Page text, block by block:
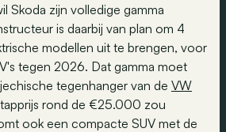
Skoda zijn volledige gamma
is daarbij van plan om 4
modellen uit te brengen, voor
tegen 2026. Dat gamma moet
tegenhanger van de VW
rond de €25.000 zou
ook een compacte SUV met de